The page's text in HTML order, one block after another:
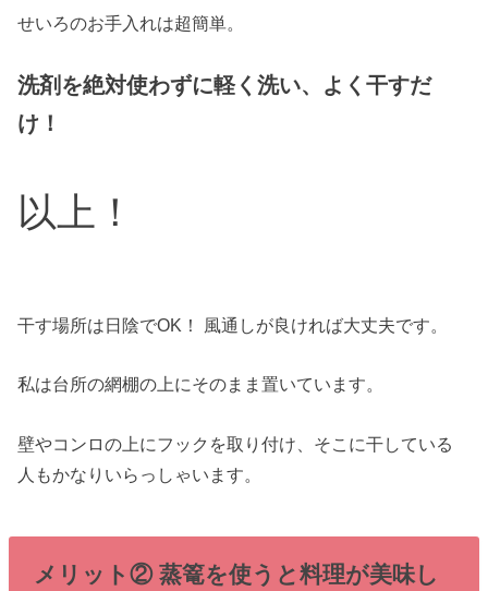
せいろのお手入れは超簡単。
洗剤を絶対使わずに軽く洗い、よく干すだ
け！
以上！
干す場所は日陰でOK！ 風通しが良ければ大丈夫です。
私は台所の網棚の上にそのまま置いています。
壁やコンロの上にフックを取り付け、そこに干している
人もかなりいらっしゃいます。
メリット② 蒸篭を使うと料理が美味し